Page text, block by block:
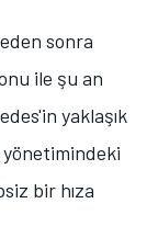
sonra
ile şu an
yaklaşık
bir hıza